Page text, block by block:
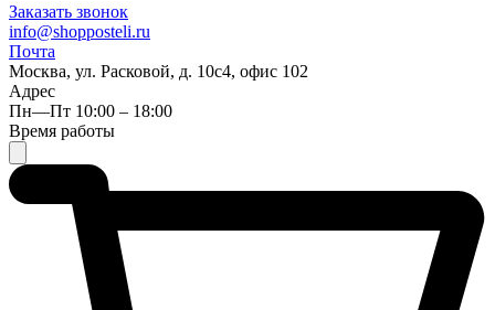
Заказать звонок
info@shopposteli.ru
Почта
Москва, ул. Расковой, д. 10с4, офис 102
Адрес
Пн—Пт 10:00 – 18:00
Время работы